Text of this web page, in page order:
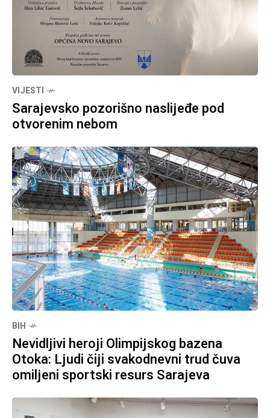
VIJESTI
Sarajevsko pozorišno naslijeđe pod
otvorenim nebom
BIH
Nevidljivi heroji Olimpijskog bazena
Otoka: Ljudi čiji svakodnevni trud čuva
omiljeni sportski resurs Sarajeva